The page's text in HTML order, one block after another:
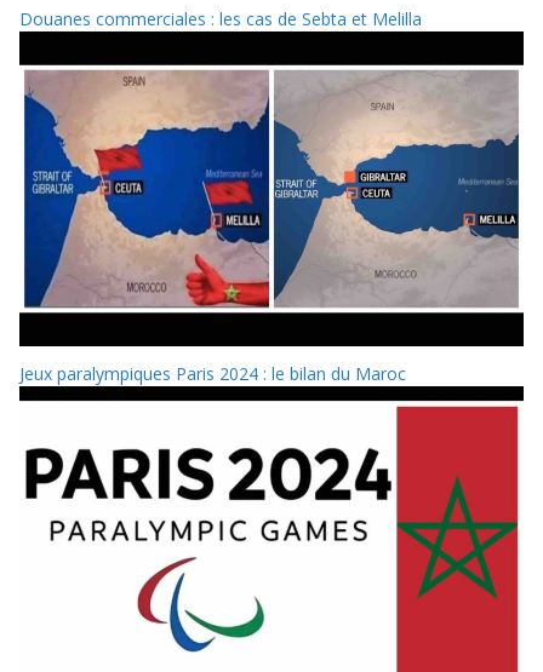
Douanes commerciales : les cas de Sebta et Melilla
Jeux paralympiques Paris 2024 : le bilan du Maroc